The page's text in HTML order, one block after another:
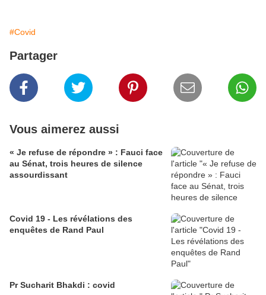
#Covid
Partager
Vous aimerez aussi
« Je refuse de répondre » : Fauci face
au Sénat, trois heures de silence
assourdissant
Covid 19 - Les révélations des
enquêtes de Rand Paul
Pr Sucharit Bhakdi : covid